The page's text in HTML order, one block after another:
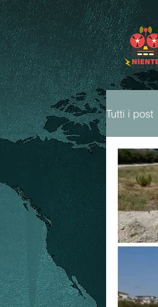
Tutti i post
foibe